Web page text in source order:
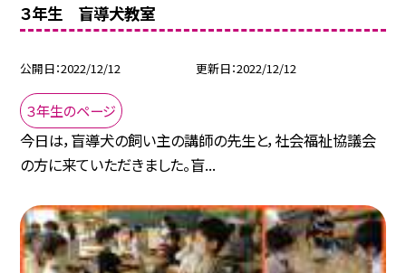
３年生 盲導犬教室
公開日 2022/12/12 更新日 2022/12/12
３年生のページ
今日は，盲導犬の飼い主の講師の先生と，社会福祉協議会
の方に来ていただきました。盲...